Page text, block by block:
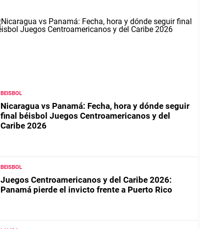
BEISBOL
Nicaragua vs Panamá: Fecha, hora y dónde seguir
final béisbol Juegos Centroamericanos y del
Caribe 2026
BEISBOL
Juegos Centroamericanos y del Caribe 2026:
Panamá pierde el invicto frente a Puerto Rico